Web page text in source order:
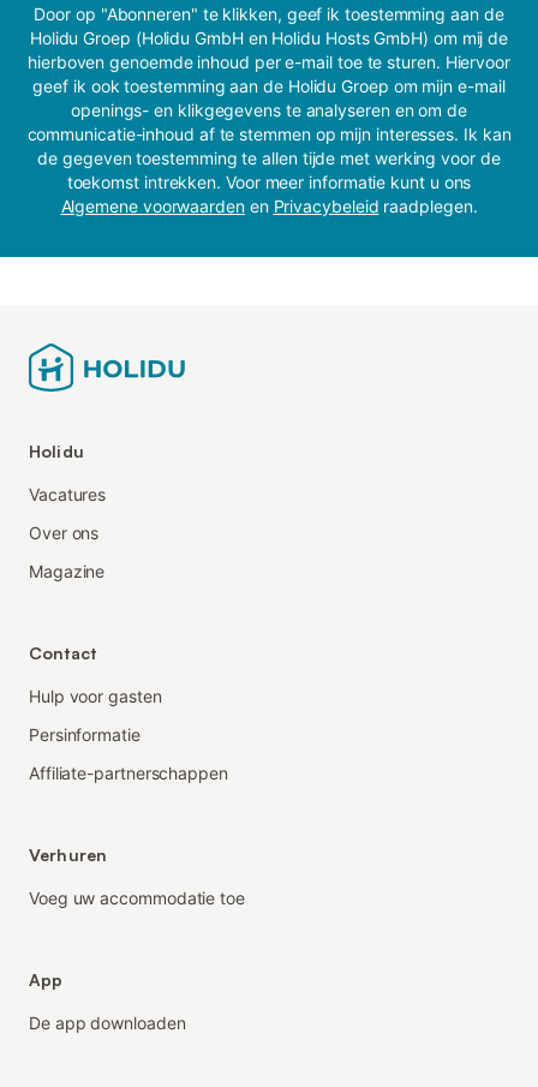
Door op "Abonneren" te klikken, geef ik toestemming aan de
Holidu Groep (Holidu GmbH en Holidu Hosts GmbH) om mij de
hierboven genoemde inhoud per e-mail toe te sturen. Hiervoor
geef ik ook toestemming aan de Holidu Groep om mijn e-mail
openings- en klikgegevens te analyseren en om de
communicatie-inhoud af te stemmen op mijn interesses. Ik kan
de gegeven toestemming te allen tijde met werking voor de
toekomst intrekken. Voor meer informatie kunt u ons
Algemene voorwaardenen Privacybeleid raadplegen.
Holidu
Vacatures
Over ons
Magazine
Contact
Hulp voor gasten
Persinformatie
Affiliate-partnerschappen
Verhuren
Voeg uw accommodatie toe
App
De app downloaden